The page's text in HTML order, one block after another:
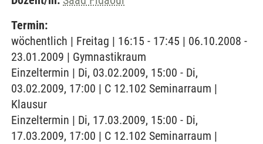
Termin:
wöchentlich | Freitag | 16:15 - 17:45 | 06.10.2008 -
23.01.2009 | Gymnastikraum
Einzeltermin | Di, 03.02.2009, 15:00 - Di,
03.02.2009, 17:00 | C 12.102 Seminarraum |
Klausur
Einzeltermin | Di, 17.03.2009, 15:00 - Di,
17.03.2009, 17:00 | C 12.102 Seminarraum |